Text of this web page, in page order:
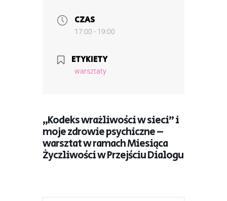
CZAS
17:00 - 19:00
ETYKIETY
warsztaty
„Kodeks wrażliwości w sieci” i
moje zdrowie psychiczne –
warsztat w ramach Miesiąca
Życzliwości w Przejściu Dialogu